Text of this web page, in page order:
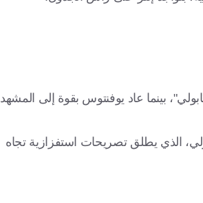
عن الثالث "نابولي"، بينما عاد يوفنتوس بقوة إلى المشهد
الذي يطلق تصريحات استفزازية تجاه